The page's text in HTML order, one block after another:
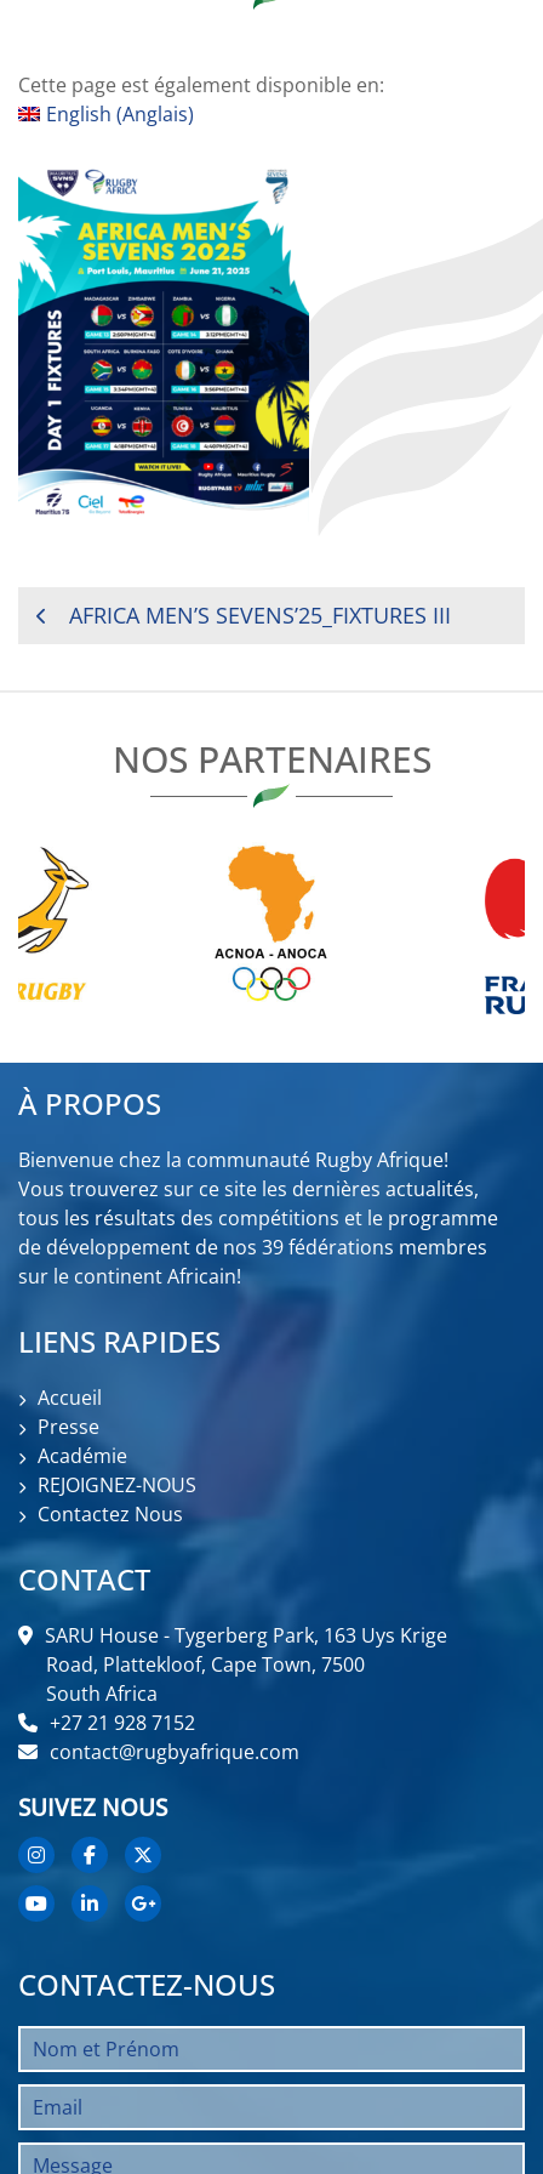
Cette page est également disponible en:
English (Anglais)
NAVIGATION
AFRICA MEN’S SEVENS’25_FIXTURES III
NOS PARTENAIRES
À PROPOS
Bienvenue chez la communauté Rugby Afrique!
Vous trouverez sur ce site les dernières actualités,
tous les résultats des compétitions et le programme
de développement de nos 39 fédérations membres
sur le continent Africain!
LIENS RAPIDES
Accueil
Presse
Académie
REJOIGNEZ-NOUS
Contactez Nous
CONTACT
SARU House - Tygerberg Park, 163 Uys Krige
Road, Plattekloof, Cape Town, 7500
South Africa
+27 21 928 7152
contact@rugbyafrique.com
SUIVEZ NOUS
CONTACTEZ-NOUS